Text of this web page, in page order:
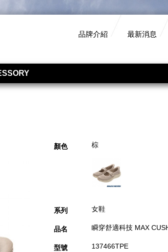
品牌介紹 最新消息
顏色 棕
系列 女鞋
品名 瞬穿舒適科技 MAX
型號 137466TPE